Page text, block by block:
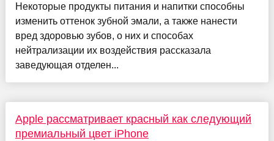
Некоторые продукты питания и напитки способны
изменить оттенок зубной эмали, а также нанести
вред здоровью зубов, о них и способах
нейтрализации их воздействия рассказала
заведующая отделен...
Apple рассматривает красный как следующий
премиальный цвет iPhone